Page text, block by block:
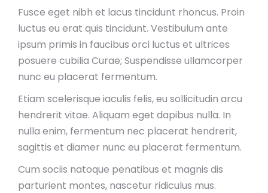
Fusce eget nibh et lacus tincidunt rhoncus. Proin
luctus eu erat quis tincidunt. Vestibulum ante
ipsum primis in faucibus orci luctus et ultrices
posuere cubilia Curae; Suspendisse ullamcorper
nunc eu placerat fermentum.
Etiam scelerisque iaculis felis, eu sollicitudin arcu
hendrerit vitae. Aliquam eget dapibus nulla. In
nulla enim, fermentum nec placerat hendrerit,
sagittis et diamer nunc eu placerat fermentum.
Cum sociis natoque penatibus et magnis dis
parturient montes, nascetur ridiculus mus.